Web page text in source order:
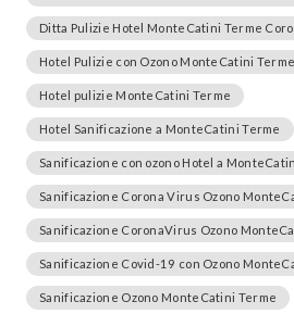
Ditta Pulizie Hotel MonteCatini Terme
Hotel Pulizie con Ozono MonteCatini Terme
Hotel pulizie MonteCatini Terme
Hotel Sanificazione a MonteCatini Terme
Sanificazione con ozono Hotel a
Sanificazione Corona Virus Ozono
Sanificazione CoronaVirus Ozono
Sanificazione Covid-19 con Ozono
Sanificazione Ozono MonteCatini Terme